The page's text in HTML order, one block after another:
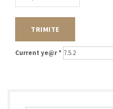
Current ye@r*